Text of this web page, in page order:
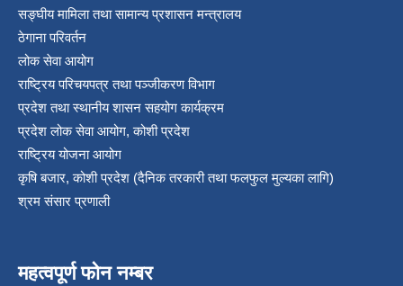
सङ्‍घीय मामिला तथा सामान्य प्रशासन मन्त्रालय
ठेगाना परिवर्तन
लोक सेवा आयोग
राष्ट्रिय परिचयपत्र तथा पञ्‍जीकरण विभाग
प्रदेश तथा स्थानीय शासन सहयोग कार्यक्रम
प्रदेश लोक सेवा आयोग, कोशी प्रदेश
राष्ट्रिय योजना आयोग
कृषि बजार, कोशी प्रदेश (दैनिक तरकारी तथा फलफुल मुल्यका लागि)
श्रम संसार प्रणाली
महत्वपूर्ण फोन नम्बर